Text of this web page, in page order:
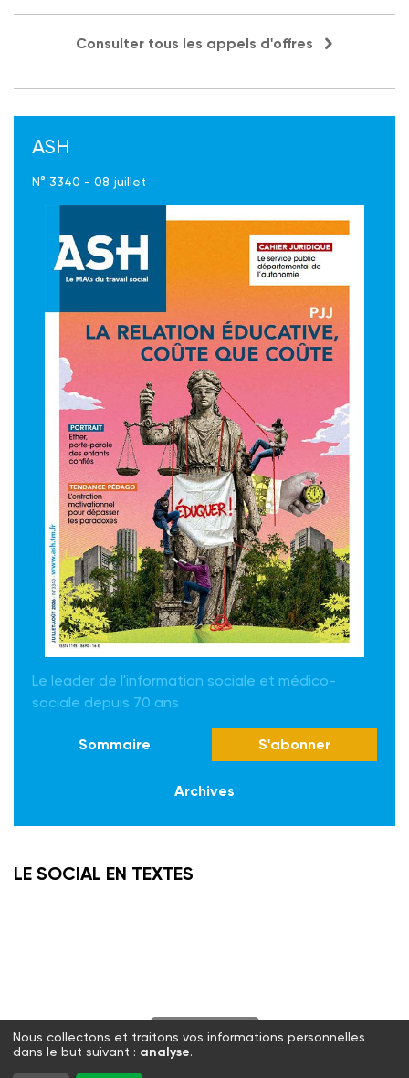
Consulter tous les appels d'offres
ASH
N° 3340 - 08 juillet
Le leader de l'information sociale et médico-
sociale depuis 70 ans
Sommaire S'abonner
Archives
LE SOCIAL EN TEXTES
S'abonner
Twitter Facebook
Nous collectons et traitons vos informations personnelles
dans le but suivant : analyse.